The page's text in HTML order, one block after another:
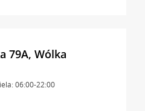
79A, Wólka
06:00-22:00